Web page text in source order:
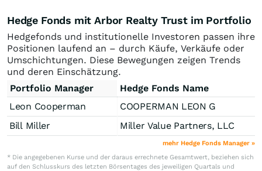
Hedge Fonds mit Arbor Realty Trust im Portfolio
Hedgefonds und institutionelle Investoren passen ihre
Positionen laufend an – durch Käufe, Verkäufe oder
Umschichtungen. Diese Bewegungen zeigen Trends
und deren Einschätzung.
Portfolio Manager
Hedge Fonds Name
Leon Cooperman
COOPERMAN LEON G
Bill Miller
Miller Value Partners, LLC
mehr Hedge Fonds Manager »
* Die angegebenen Kurse und der daraus errechnete Gesamtwert, beziehen sich
auf den Schlusskurs des letzten Börsentages des jeweiligen Quartals und